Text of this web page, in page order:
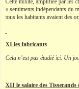
Cette mixité, amplifiée par les
« sentiments indépendants du
tous les habitants avaient des
XI les fabricants
Cela n’est pas étudié ici. Un
XII le salaire des Tisserands